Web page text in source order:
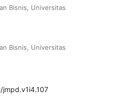
Bisnis, Universitas
Bisnis, Universitas